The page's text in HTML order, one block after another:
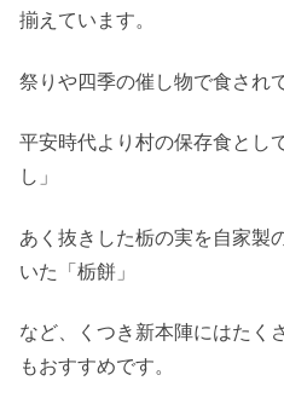
揃えています。
祭りや四季の催し物で食され
平安時代より村の保存食とし
し」
あく抜きした栃の実を自家製
いた「栃餅」
など、くつき新本陣にはたく
もおすすめです。